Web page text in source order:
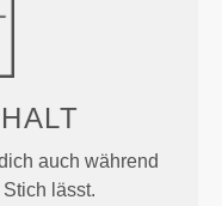
auch während
lässt.